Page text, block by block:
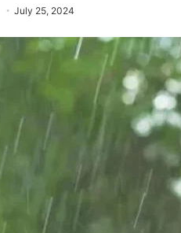
July 25, 2024